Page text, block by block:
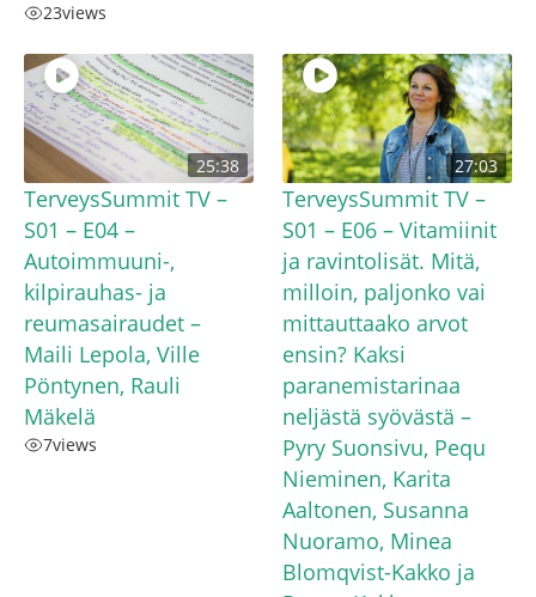
23views
25:38
TerveysSummit TV –
S01 – E04 –
Autoimmuuni-,
kilpirauhas- ja
reumasairaudet –
Maili Lepola, Ville
Pöntynen, Rauli
Mäkelä
7views
27:03
TerveysSummit TV –
S01 – E06 – Vitamiinit
ja ravintolisät. Mitä,
milloin, paljonko vai
mittauttaako arvot
ensin? Kaksi
paranemistarinaa
neljästä syövästä –
Pyry Suonsivu, Pequ
Nieminen, Karita
Aaltonen, Susanna
Nuoramo, Minea
Blomqvist-Kakko ja